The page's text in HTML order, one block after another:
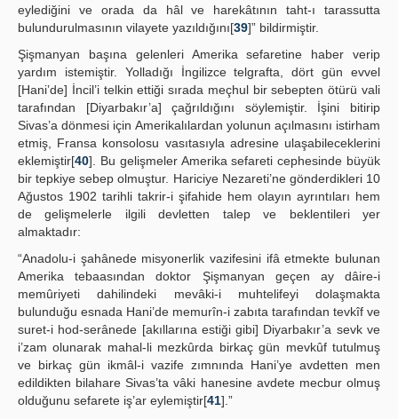
eylediğini ve orada da hâl ve harekâtının taht-ı tarassutta
bulundurulmasının vilayete yazıldığını[39]” bildirmiştir.
Şişmanyan başına gelenleri Amerika sefaretine haber verip
yardım istemiştir. Yolladığı İngilizce telgrafta, dört gün evvel
[Hani’de] İncil’i telkin ettiği sırada meçhul bir sebepten ötürü vali
tarafından [Diyarbakır’a] çağrıldığını söylemiştir. İşini bitirip
Sivas’a dönmesi için Amerikalılardan yolunun açılmasını istirham
etmiş, Fransa konsolosu vasıtasıyla adresine ulaşabileceklerini
eklemiştir[40]. Bu gelişmeler Amerika sefareti cephesinde büyük
bir tepkiye sebep olmuştur. Hariciye Nezareti’ne gönderdikleri 10
Ağustos 1902 tarihli takrir-i şifahide hem olayın ayrıntıları hem
de gelişmelerle ilgili devletten talep ve beklentileri yer
almaktadır:
“Anadolu-i şahânede misyonerlik vazifesini ifâ etmekte bulunan
Amerika tebaasından doktor Şişmanyan geçen ay dâire-i
memûriyeti dahilindeki mevâki-i muhtelifeyi dolaşmakta
bulunduğu esnada Hani’de memurîn-i zabıta tarafından tevkîf ve
suret-i hod-serânede [akıllarına estiği gibi] Diyarbakır’a sevk ve
i’zam olunarak mahal-li mezkûrda birkaç gün mevkûf tutulmuş
ve birkaç gün ikmâl-i vazife zımnında Hani’ye avdetten men
edildikten bilahare Sivas’ta vâki hanesine avdete mecbur olmuş
olduğunu sefarete iş’ar eylemiştir[41].”